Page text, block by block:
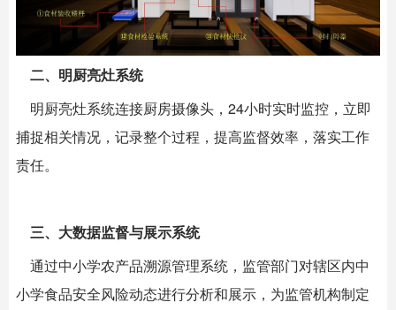
二、明厨亮灶系统
明厨亮灶系统连接厨房摄像头，24小时实时监控，立即
捕捉相关情况，记录整个过程，提高监督效率，落实工作
责任。
三、大数据监督与展示系统
通过中小学农产品溯源管理系统，监管部门对辖区内中
小学食品安全风险动态进行分析和展示，为监管机构制定